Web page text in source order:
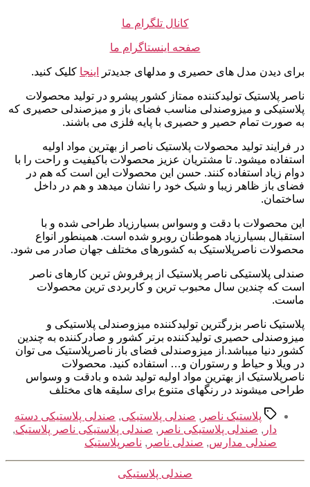
کانال تلگرام ما
صفحه اینستاگرام ما
برای دیدن مدل های حصیری و مدلهای جدیدتر اینجا کلیک کنید.
ناصر پلاستیک تولیدکننده ممتاز کشور پیشرو در تولید محصولات
پلاستیکی و میزوصندلی مناسب فضای باز و میزصندلی حصیری که
به صورت تمام حصیر و حصیری با پایه فلزی می باشند.
در فرایند تولید محصولات پلاستیک ناصر از بهترین مواد اولیه
استفاده میشود. تا مشتریان عزیز محصولات باکیفیت و راحت را با
دوام زیاد استفاده کنند. حسن این محصولات این است که هم در
فضای باز ظاهر زیبا و شیک خود را نشان میدهد و هم در داخل
ساختمان.
این محصولات با دقت و وسواس بسیارزیاد طراحی شده و با
استقبال بسیارزیاد هموطنان روبرو شده است. همینطور انواع
محصولات ناصرپلاستیک به کشورهای مختلف جهان صادر می شود.
صندلی پلاستیکی ناصر پلاستیک از پرفروش ترین کارهای ناصر
است که چندین سال محبوب ترین و کاربردی ترین محصولات
ماست.
پلاستیک ناصر بزرگترین تولیدکننده میزوصندلی پلاستیکی و
میزوصندلی حصیری تولیدکننده برتر کشور و صادرکننده به چندین
کشور دنیا میباشد.از میزوصندلی فضای باز ناصرپلاستیک می توان
در ویلا و حیاط و رستوران و… استفاده کنید. محصولات
ناصرپلاستیک از بهترین مواد اولیه تولید شده و بادقت و وسواس
طراحی میشوند در رنگهای متنوع برای سلیقه های مختلف
برچسب‌ها
پلاستیک ناصر , صندلی پلاستیکی, صندلی پلاستیکی دسته
دار , صندلی پلاستیکی ناصر , صندلی پلاستیکی ناصر پلاستیک,
صندلی مدارس, صندلی ناصر , ناصرپلاستیک
دسته‌ها
صندلی پلاستیکی